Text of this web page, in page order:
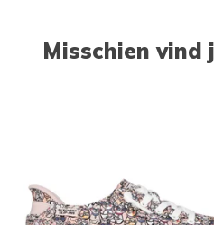
Misschien vind